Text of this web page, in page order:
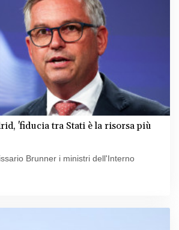
'fiducia tra Stati è la risorsa più
Brunner i ministri dell'Interno